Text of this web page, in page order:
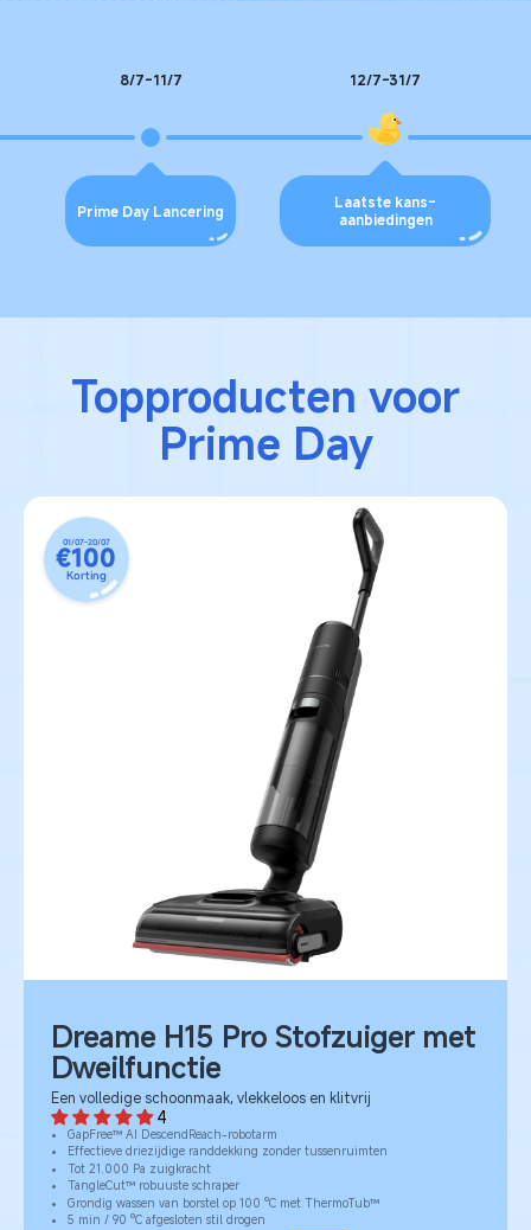
8/7-11/7
Prime Day Lancering
12/7-31/7
Laatste kans-
aanbiedingen
Topproducten voor
Prime Day
01/07-20/07
€100
Korting
Dreame H15 Pro Stofzuiger met
Dweilfunctie
Een volledige schoonmaak, vlekkeloos en klitvrij
4
GapFree™ AI DescendReach-robotarm
Effectieve driezijdige randdekking zonder tussenruimten
Tot 21.000 Pa zuigkracht
TangleCut™ robuuste schraper
Grondig wassen van borstel op 100 °C met ThermoTub™
5 min / 90 °C afgesloten stil drogen